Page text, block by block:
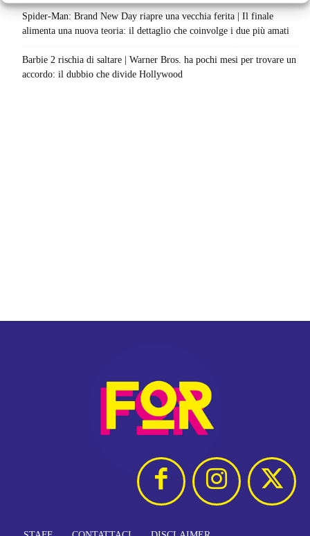
Spider-Man: Brand New Day riapre una vecchia ferita | Il finale
alimenta una nuova teoria: il dettaglio che coinvolge i due più amati
Barbie 2 rischia di saltare | Warner Bros. ha pochi mesi per trovare un
accordo: il dubbio che divide Hollywood